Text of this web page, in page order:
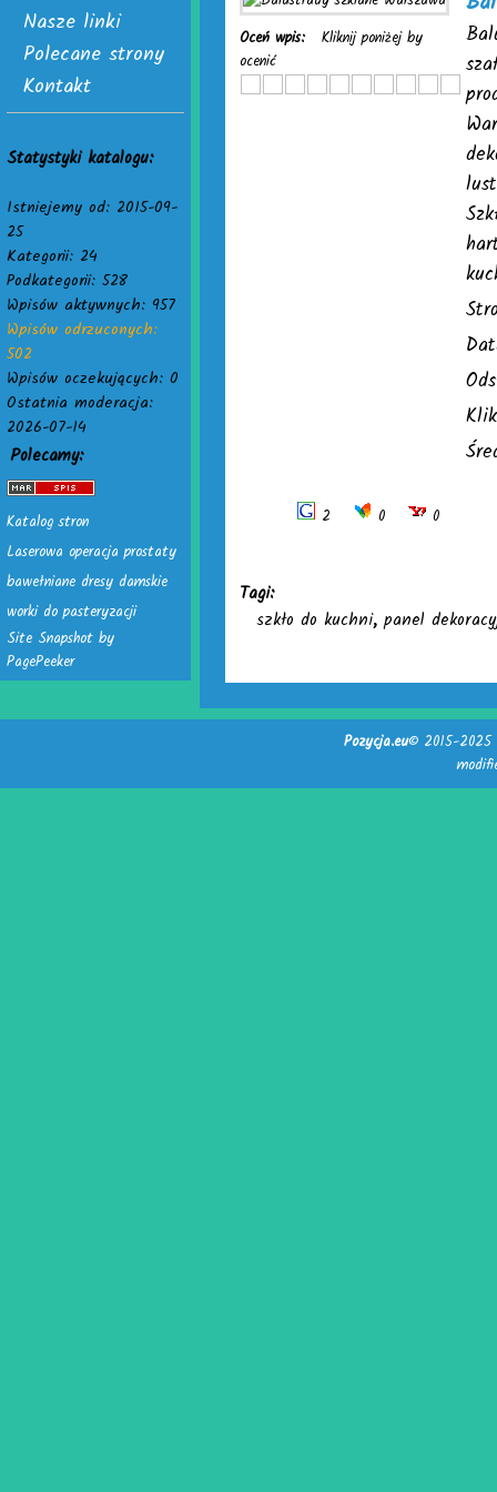
Nasze linki
Polecane strony
Kontakt
Statystyki katalogu:
Istniejemy od: 2015-09-
25
Kategorii: 24
Podkategorii: 528
Wpisów aktywnych: 957
Wpisów odrzuconych:
502
Wpisów oczekujących: 0
Ostatnia moderacja:
2026-07-14
Polecamy:
Katalog stron
Laserowa operacja prostaty
bawełniane dresy damskie
worki do pasteryzacji
Site Snapshot by
PagePeeker
Oceń wpis:
Kliknij poniżej by
ocenić
2 0 0
Tagi:
szkło do kuchni,panel
Pozycja.eu© 2015-